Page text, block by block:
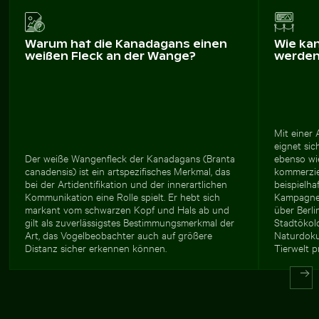
Warum hat die Kanadagans einen
weißen Fleck an der Wange?
Der weiße Wangenfleck der Kanadagans (Branta
canadensis) ist ein artspezifisches Merkmal, das
bei der Artidentifikation und der innerartlichen
Kommunikation eine Rolle spielt. Er hebt sich
markant vom schwarzen Kopf und Hals ab und
gilt als zuverlässigstes Bestimmungsmerkmal der
Art, das Vogelbeobachter auch auf größere
Distanz sicher erkennen können.
Wie
Mit einer
eignet
ebenso
über
Tierwelt